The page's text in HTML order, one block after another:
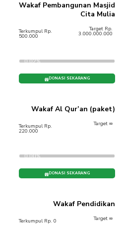
Wakaf Pembangunan Masjid
Cita Mulia
Terkumpul Rp.
500.000
Target Rp.
3.000.000.000
0.02%
DONASI SEKARANG
Wakaf Al Qur’an (paket)
Terkumpul Rp.
220.000
Target ∞
0.00%
DONASI SEKARANG
Wakaf Pendidikan
Terkumpul Rp. 0 Target ∞